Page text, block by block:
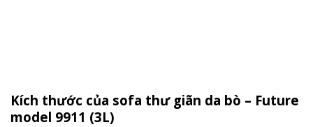
Kích thước của sofa thư giãn da bò – Future
model 9911 (3L)